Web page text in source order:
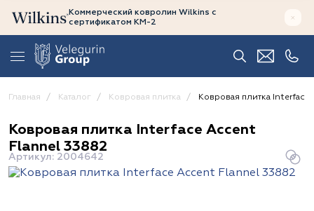
Коммерческий ковролин Wilkins с
сертификатом КМ-2
Главная Каталог Ковровая плитка Ковровая плитка
Ковровая плитка Interface Accent
Flannel 33882
Артикул: 2004642